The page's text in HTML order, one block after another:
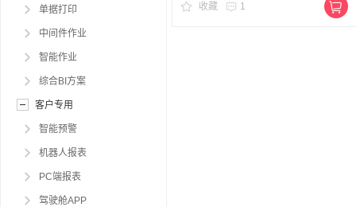
单据打印
中间件作业
智能作业
综合BI方案
客户专用
智能预警
机器人报表
PC端报表
驾驶舱APP
收藏 1